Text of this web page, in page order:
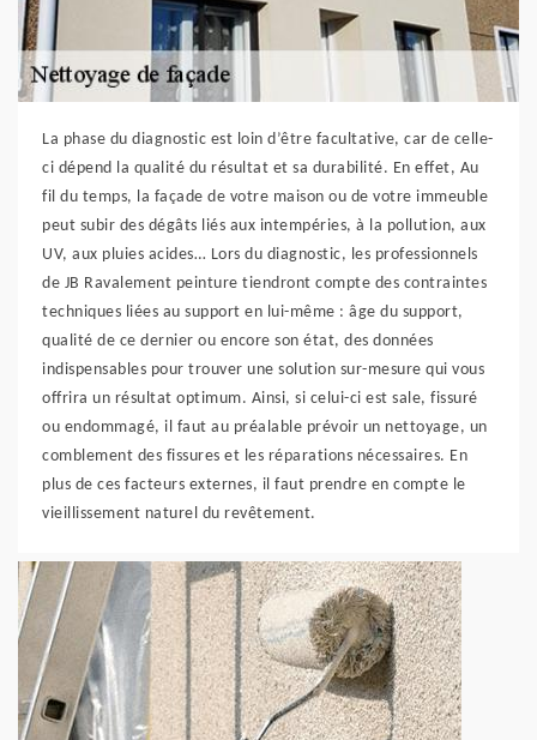
La phase du diagnostic est loin d’être facultative, car de celle-
ci dépend la qualité du résultat et sa durabilité. En effet, Au
fil du temps, la façade de votre maison ou de votre immeuble
peut subir des dégâts liés aux intempéries, à la pollution, aux
UV, aux pluies acides… Lors du diagnostic, les professionnels
de JB Ravalement peinture tiendront compte des contraintes
techniques liées au support en lui-même : âge du support,
qualité de ce dernier ou encore son état, des données
indispensables pour trouver une solution sur-mesure qui vous
offrira un résultat optimum. Ainsi, si celui-ci est sale, fissuré
ou endommagé, il faut au préalable prévoir un nettoyage, un
comblement des fissures et les réparations nécessaires. En
plus de ces facteurs externes, il faut prendre en compte le
vieillissement naturel du revêtement.